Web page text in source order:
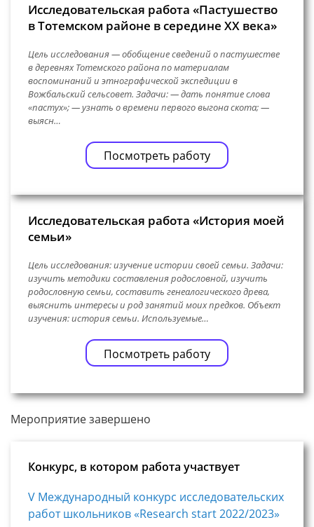
Исследовательская работа «Пастушество
в Тотемском районе в середине XX века»
Цель исследования — обобщение сведений о пастушестве
в деревнях Тотемского района по материалам
воспоминаний и этнографической экспедиции в
Вожбальский сельсовет. Задачи: — дать понятие слова
«пастух»; — узнать о времени первого выгона скота; —
выясн…
Посмотреть работу
Исследовательская работа «История моей
семьи»
Цель исследования: изучение истории своей семьи. Задачи:
изучить методики составления родословной, изучить
родословную семьи, составить генеалогического древа,
выяснить интересы и род занятий моих предков. Объект
изучения: история семьи. Используемые…
Посмотреть работу
Мероприятие завершено
Конкурс, в котором работа участвует
V Международный конкурс исследовательских
работ школьников «Research start 2022/2023»